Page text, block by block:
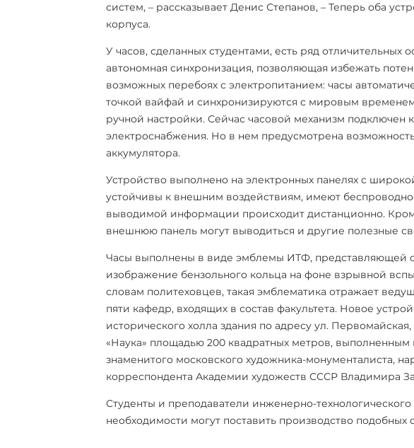
систем, – рассказывает Денис Степанов, – Теперь оба
корпуса.
У часов, сделанных студентами, есть ряд отличительных
автономная синхронизация, позволяющая избежать
возможных перебоях с электропитанием: часы
точкой вайфай и синхронизируются с мировым
ручной настройки. Сейчас часовой механизм подключен
электроснабжения. Но в нем предусмотрена
аккумулятора.
Устройство выполнено на электронных панелях с
устойчивы к внешним воздействиям, имеют
выводимой информации происходит дистанционно.
внешнюю панель могут выводиться и другие полезные
Часы выполнены в виде эмблемы ИТФ, представляющей
изображение бензольного кольца на фоне взрывной
словам политеховцев, такая эмблематика отражает
пяти кафедр, входящих в состав факультета. Новое
исторического холла здания по адресу ул.
«Наука» площадью 200 квадратных метров, выполненным
знаменитого московского художника-монументалиста,
корреспондента Академии художеств СССР Владимира
Студенты и преподаватели инженерно-технологического
необходимости могут поставить производство подобных